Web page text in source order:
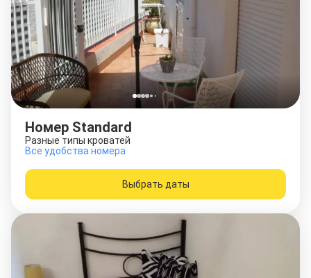
Номер Standard
Разные типы кроватей
Все удобства номера
Выбрать даты